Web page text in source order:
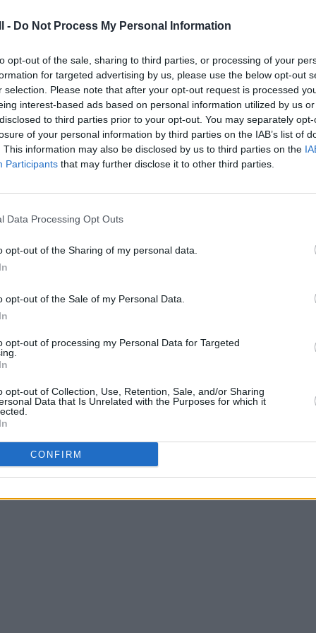
- Do Not Process My Personal Information
opt-out of the sale, sharing to third parties, or processing of your
for targeted advertising by us, please use the below opt-out
selection. Please note that after your opt-out request is processed
interest-based ads based on personal information utilized by us
to third parties prior to your opt-out. You may separately
of your personal information by third parties on the IAB’s list of
This information may also be disclosed by us to third parties on the
Participants that may further disclose it to other third parties.
Data Processing Opt Outs
opt-out of the Sharing of my personal data.
opt-out of the Sale of my Personal Data.
opt-out of processing my Personal Data for Targeted
opt-out of Collection, Use, Retention, Sale, and/or Sharing
Data that Is Unrelated with the Purposes for which it
CONFIRM
eventos com amigos ou colegas. Por exemplo,
um passeio em grupo ou para obter feedback
em grupo, como qual restaurante ir para
pode criar uma enquete para votar em qual filme
feedback em projetos pessoais ou relacionados
uma obra de arte em que está trabalhando, ou
ideias ou propostas. Por exemplo, um grupo de
para um evento de arrecadação de fundos, ou
priorizar.